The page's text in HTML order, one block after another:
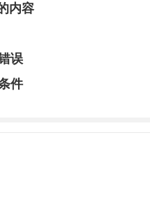
内容
误
件